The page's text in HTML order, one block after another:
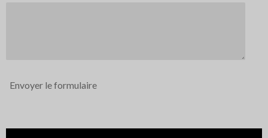
Envoyer le formulaire